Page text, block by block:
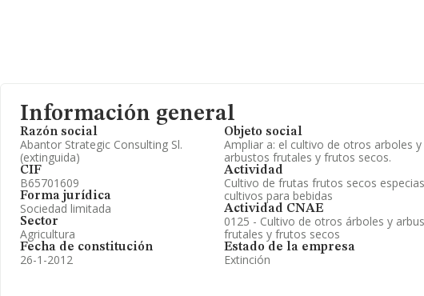
Información general
Razón social
Abantor Strategic Consulting Sl.
(extinguida)
CIF
B65701609
Forma jurídica
Sociedad limitada
Sector
Agricultura
Fecha de constitución
26-1-2012
Objeto social
Ampliar a: el cultivo de otros arboles y
arbustos frutales y frutos secos.
Actividad
Cultivo de frutas frutos secos
cultivos para bebidas
Actividad CNAE
0125 - Cultivo de otros árboles y
frutales y frutos secos
Estado de la empresa
Extinción